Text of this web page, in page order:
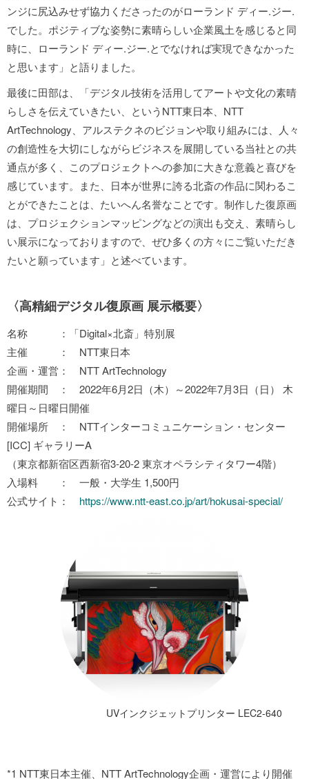
ンジに尻込みせず協力くださったのがローランド ディー.ジー.
でした。ポジティブな姿勢に素晴らしい企業風土を感じると同
時に、ローランド ディー.ジー.とでなければ実現できなかった
と思います」と語りました。
最後に田部は、「デジタル技術を活用してアートや文化の素晴
らしさを伝えていきたい、というNTT東日本、NTT
ArtTechnology、アルステクネのビジョンや取り組みには、人々
の創造性を大切にしながらビジネスを展開している当社との共
通点が多く、このプロジェクトへの参加に大きな意義と喜びを
感じています。また、日本が世界に誇る北斎の作品に関わるこ
とができたことは、たいへん名誉なことです。制作した復原画
は、プロジェクションマッピングなどの演出も交え、素晴らし
い展示になっておりますので、ぜひ多くの方々にご覧いただき
たいと願っています」と述べています。
〈高精細デジタル復原画 展示概要〉
名称 ：「Digital×北斎」特別展
主催 ： NTT東日本
企画・運営： NTT ArtTechnology
開催期間 ： 2022年6月2日（木）～2022年7月3日（日） 木
曜日～日曜日開催
開催場所 ： NTTインターコミュニケーション・センター
[ICC] ギャラリーA
（東京都新宿区西新宿3-20-2 東京オペラシティタワー4階）
入場料 ： 一般・大学生 1,500円
公式サイト： https://www.ntt-east.co.jp/art/hokusai-special/
UVインクジェットプリンター LEC2-640
*1 NTT東日本主催、NTT ArtTechnology企画・運営により開催